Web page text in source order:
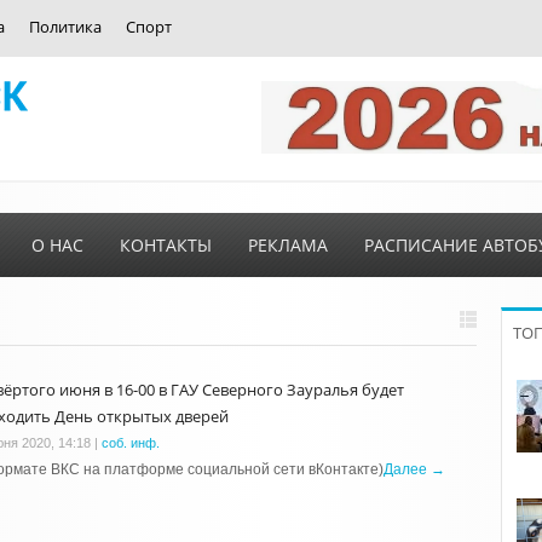
Политика Спорт
О НАС КОНТАКТЫ РЕКЛАМА РАСПИСАНИЕ
июня в 16-00 в ГАУ Северного Зауралья будет
День открытых дверей
2020, 14:18 | соб. инф.
ВКС на платформе социальной сети вКонтакте)Далее →